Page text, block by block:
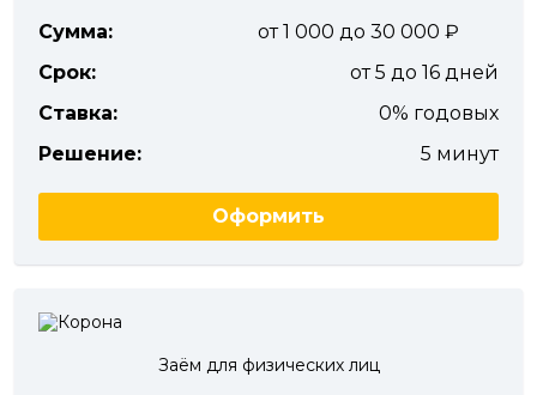
Сумма:
от 1 000 до 30 000
Срок:
от 5 до 16 дней
Ставка:
0% годовых
Решение:
5 минут
Оформить
Заём для физических лиц